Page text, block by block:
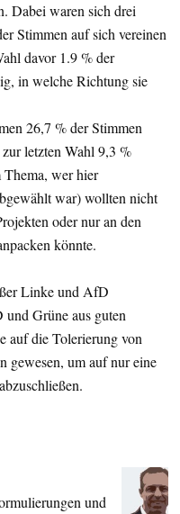
Dabei waren sich drei
Stimmen auf sich vereinen
davor 1.9 % der
in welche Richtung sie
26,7 % der Stimmen
letzten Wahl 9,3 %
wer hier
war) wollten nicht
oder nur an den
könnte.
Linke und AfD
und Grüne aus guten
auf die Tolerierung von
gewesen, um auf nur eine
und